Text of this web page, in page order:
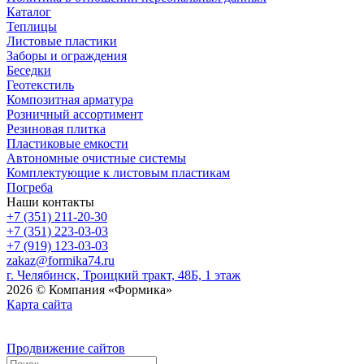
Каталог
Теплицы
Листовые пластики
Заборы и ограждения
Беседки
Геотекстиль
Композитная арматура
Розничный ассортимент
Резиновая плитка
Пластиковые емкости
Автономные очистные системы
Комплектующие к листовым пластикам
Погреба
Наши контакты
+7 (351) 211-20-30
+7 (351) 223-03-03
+7 (919) 123-03-03
zakaz@formika74.ru
г. Челябинск, Троицкий тракт, 48Б, 1 этаж
2026 © Компания «Формика»
Карта сайта
Продвижение сайтов